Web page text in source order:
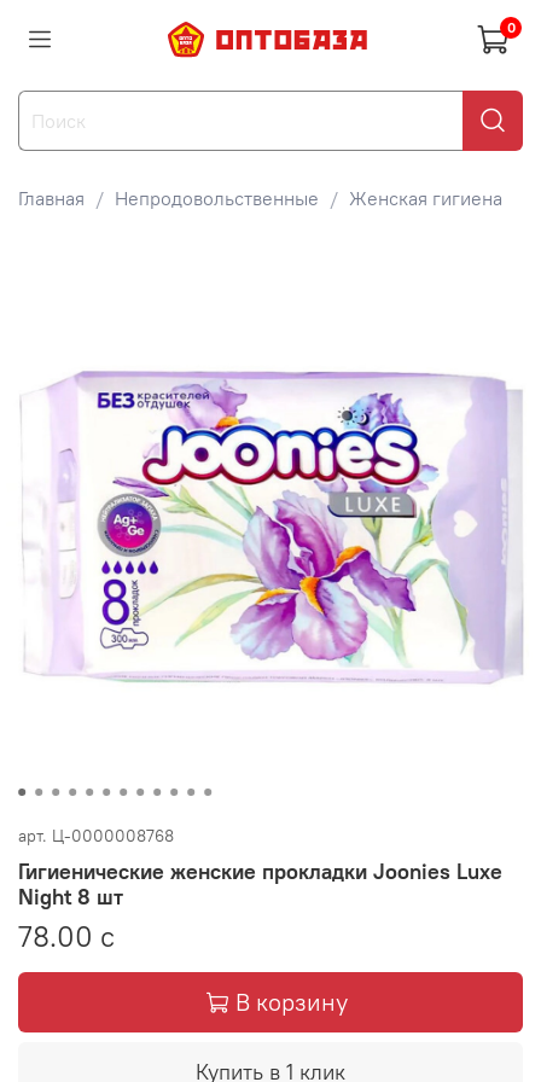
0
Главная Непродовольственные Женская гигиена
арт. Ц-0000008768
Гигиенические женские прокладки Joonies Luxe
Night 8 шт
78.00 с
В корзину
Купить в 1 клик